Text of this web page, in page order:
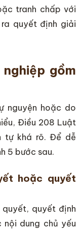
tranh chấp với
quyết định giải
gồm
nguyện hoặc do
Điều 208 Luật
tự khá rõ. Để dễ
5 bước sau.
hoặc quyết
quyết, quyết định
dung chủ yếu